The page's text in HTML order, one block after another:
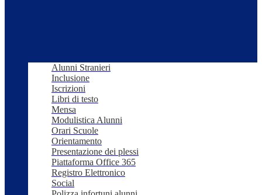
Alunni Stranieri
Inclusione
Iscrizioni
Libri di testo
Mensa
Modulistica Alunni
Orari Scuole
Orientamento
Presentazione dei plessi
Piattaforma Office 365
Registro Elettronico
Social